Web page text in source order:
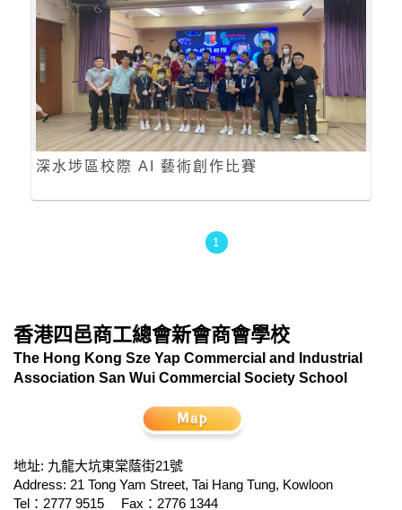
深水埗區校際 AI 藝術創作比賽
1
香港四邑商工總會新會商會學校
The Hong Kong Sze Yap Commercial and Industrial
Association San Wui Commercial Society School
地址: 九龍大坑東棠蔭街21號
Address: 21 Tong Yam Street, Tai Hang Tung, Kowloon
Tel：2777 9515
Fax：2776 1344